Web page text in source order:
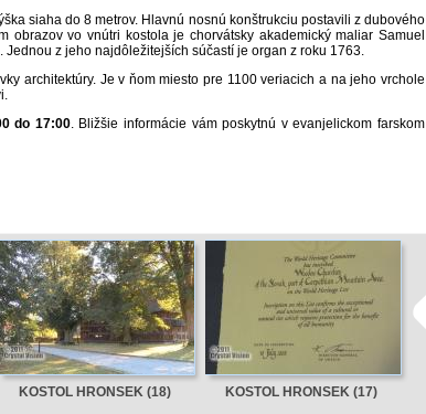
siaha do 8 metrov. Hlavnú nosnú konštrukciu postavili z dubového
obrazov vo vnútri kostola je chorvátsky akademický maliar Samuel
z jeho najdôležitejších súčastí je organ z roku 1763.
architektúry. Je v ňom miesto pre 1100 veriacich a na jeho vrchole
do 17:00. Bližšie informácie vám poskytnú v evanjelickom farskom
KOSTOL HRONSEK (18) KOSTOL HRONSEK (17)